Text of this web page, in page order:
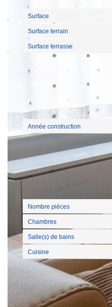
Surface
Surface terrain
Surface terrasse
Extérieur
Année construction
Nombre pièces
Chambres
Salle(s) de bains
Cuisine